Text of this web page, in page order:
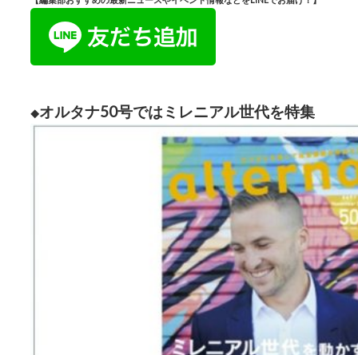
◆オルタナ50号ではミレニアル世代を特集